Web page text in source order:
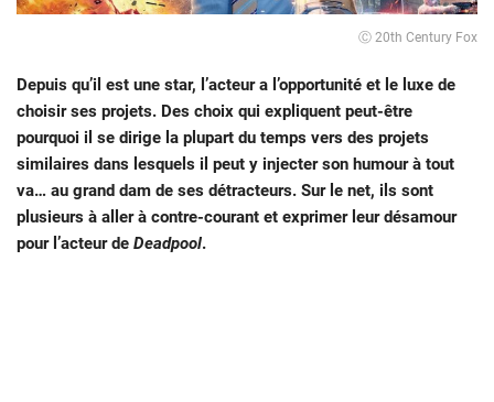
Ⓒ 20th Century Fox
Depuis qu’il est une star, l’acteur a l’opportunité et le luxe de
choisir ses projets. Des choix qui expliquent peut-être
pourquoi il se dirige la plupart du temps vers des projets
similaires dans lesquels il peut y injecter son humour à tout
va… au grand dam de ses détracteurs. Sur le net, ils sont
plusieurs à aller à contre-courant et exprimer leur désamour
pour l’acteur de Deadpool.